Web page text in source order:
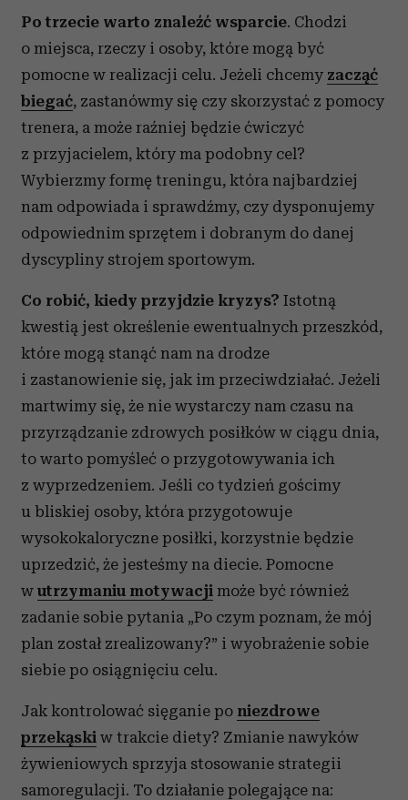
Po trzecie warto znaleźć wsparcie. Chodzi
o miejsca, rzeczy i osoby, które mogą być
pomocne w realizacji celu. Jeżeli chcemy zacząć
biegać, zastanówmy się czy skorzystać z pomocy
trenera, a może raźniej będzie ćwiczyć
z przyjacielem, który ma podobny cel?
Wybierzmy formę treningu, która najbardziej
nam odpowiada i sprawdźmy, czy dysponujemy
odpowiednim sprzętem i dobranym do danej
dyscypliny strojem sportowym.
Co robić, kiedy przyjdzie kryzys? Istotną
kwestią jest określenie ewentualnych przeszkód,
które mogą stanąć nam na drodze
i zastanowienie się, jak im przeciwdziałać. Jeżeli
martwimy się, że nie wystarczy nam czasu na
przyrządzanie zdrowych posiłków w ciągu dnia,
to warto pomyśleć o przygotowywania ich
z wyprzedzeniem. Jeśli co tydzień gościmy
u bliskiej osoby, która przygotowuje
wysokokaloryczne posiłki, korzystnie będzie
uprzedzić, że jesteśmy na diecie. Pomocne
w utrzymaniu motywacji może być również
zadanie sobie pytania „Po czym poznam, że mój
plan został zrealizowany?” i wyobrażenie sobie
siebie po osiągnięciu celu.
Jak kontrolować sięganie po niezdrowe
przekąski w trakcie diety? Zmianie nawyków
żywieniowych sprzyja stosowanie strategii
samoregulacji. To działanie polegające na: